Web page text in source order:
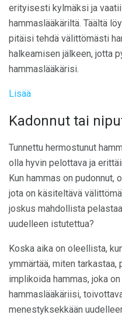
erityisesti kylmäksi ja
hammaslääkäriltä. Täältä
pitäisi tehdä välittömästi
halkeamisen jälkeen, jotta
hammaslääkärisi.
Lisää
Kadonnut tai
Tunnettu hermostunut
olla hyvin pelottava ja
Kun hammas on pudonnut,
jota on käsiteltävä
joskus mahdollista
uudelleen istutettua?
Koska aika on oleellista,
ymmärtää, miten tarkastaa,
implikoida hammas, joka
hammaslääkäriisi,
menestyksekkään